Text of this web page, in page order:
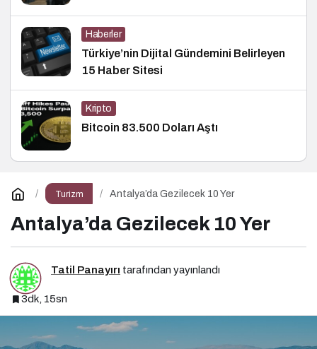
Haberler
Türkiye’nin Dijital Gündemini Belirleyen
15 Haber Sitesi
Kripto
Bitcoin 83.500 Doları Aştı
Turizm Antalya’da Gezilecek 10 Yer
Antalya’da Gezilecek 10 Yer
Tatil Panayırı tarafından yayınlandı
3dk, 15sn